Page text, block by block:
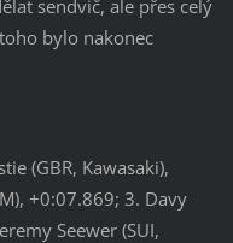
sendvič, ale přes celý
bylo nakonec
(GBR, Kawasaki),
+0:07.869; 3. Davy
Seewer (SUI,